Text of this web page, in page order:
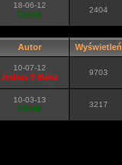
18-06-12
Cinek 2404
Autor Wyświetleń
10-07-12
Jedius 9 Baka 9703
10-03-13
Cinek 3217